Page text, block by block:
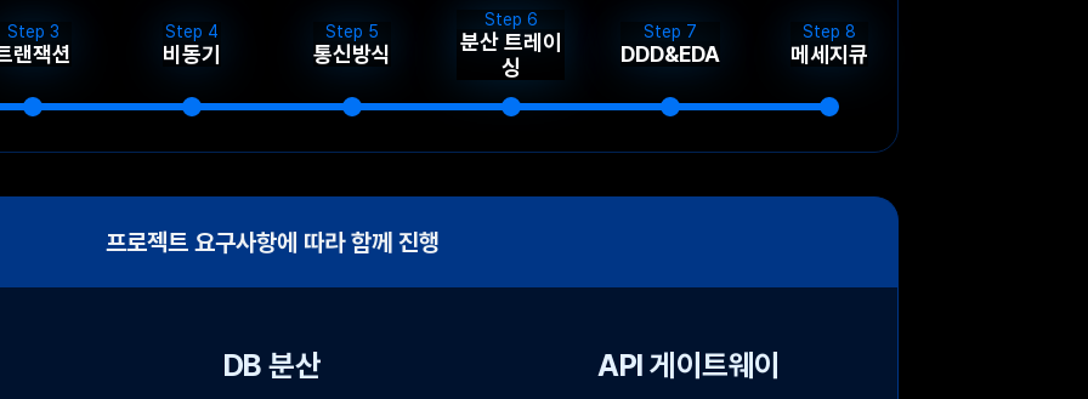
Step 3
랜잭션
Step 4
비동기
Step 5
통신방식
Step 6
분산 트레이
싱
Step 7
DDD&EDA
Step8
메세지큐
프로젝트 요구사항에 따라 함께 진행
DB 분산 API 게이트웨이